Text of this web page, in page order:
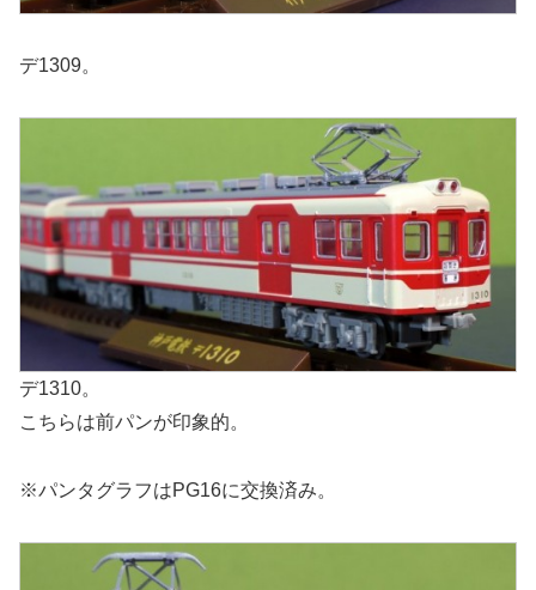
デ1309。
デ1310。
こちらは前パンが印象的。
※パンタグラフはPG16に交換済み。